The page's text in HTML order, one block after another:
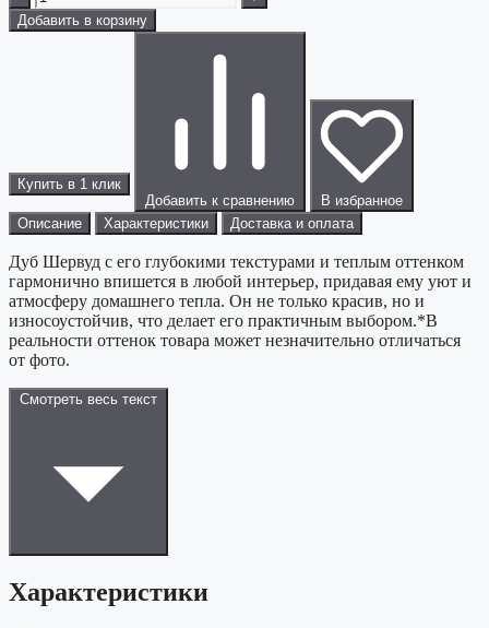
Добавить в корзину
Купить в 1 клик
Добавить к сравнению
В избранное
Описание
Характеристики Доставка и оплата
Дуб Шервуд с его глубокими текстурами и теплым оттенком
гармонично впишется в любой интерьер, придавая ему уют и
атмосферу домашнего тепла. Он не только красив, но и
износоустойчив, что делает его практичным выбором.*В
реальности оттенок товара может незначительно отличаться
от фото.
Смотреть весь текст
Характеристики